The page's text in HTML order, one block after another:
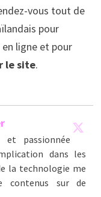
vous tout de
pour
ligne et pour
le site.
et passionnée
dans les
la technologie me
contenus sur de